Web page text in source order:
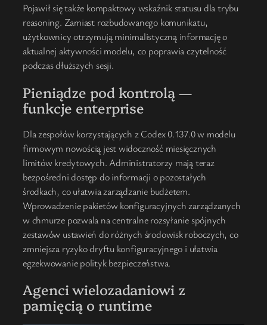
Pojawił się także kompaktowy wskaźnik statusu dla trybu
reasoning. Zamiast rozbudowanego komunikatu,
użytkownicy otrzymują minimalistyczną informację o
aktualnej aktywności modelu, co poprawia czytelność
podczas dłuższych sesji.
Pieniądze pod kontrolą —
funkcje enterprise
Dla zespołów korzystających z Codex 0.137.0 w modelu
firmowym nowością jest widoczność miesięcznych
limitów kredytowych. Administratorzy mają teraz
bezpośredni dostęp do informacji o pozostałych
środkach, co ułatwia zarządzanie budżetem.
Wprowadzenie pakietów konfiguracyjnych zarządzanych
w chmurze pozwala na centralne rozsyłanie spójnych
zestawów ustawień do różnych środowisk roboczych, co
zmniejsza ryzyko dryftu konfiguracyjnego i ułatwia
egzekwowanie polityk bezpieczeństwa.
Agenci wielozadaniowi z
pamięcią o runtime